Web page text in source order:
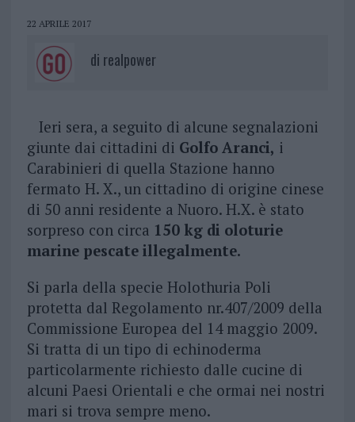
22 APRILE 2017
di realpower
Ieri sera, a seguito di alcune segnalazioni
giunte dai cittadini di Golfo Aranci, i
Carabinieri di quella Stazione hanno
fermato H. X., un cittadino di origine cinese
di 50 anni residente a Nuoro. H.X. è stato
sorpreso con circa 150 kg di oloturie
marine pescate illegalmente.
Si parla della specie Holothuria Poli
protetta dal Regolamento nr.407/2009 della
Commissione Europea del 14 maggio 2009.
Si tratta di un tipo di echinoderma
particolarmente richiesto dalle cucine di
alcuni Paesi Orientali e che ormai nei nostri
mari si trova sempre meno.